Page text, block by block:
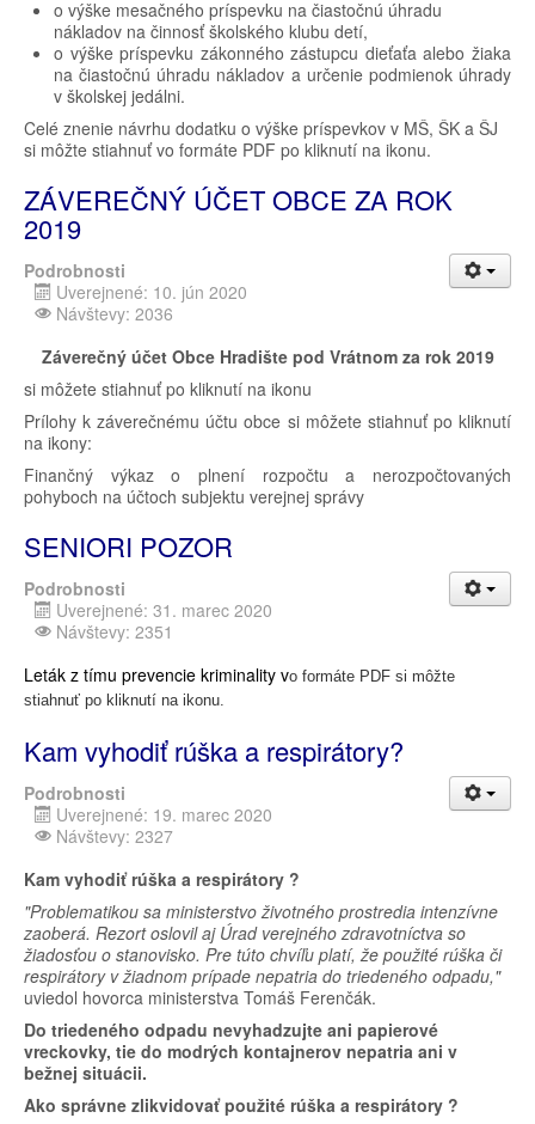
o výške mesačného príspevku na čiastočnú úhradu
nákladov na činnosť školského klubu detí,
o výške príspevku zákonného zástupcu dieťaťa alebo žiaka
na čiastočnú úhradu nákladov a určenie podmienok úhrady
v školskej jedálni.
Celé znenie návrhu dodatku o výške príspevkov v MŠ, ŠK a ŠJ
si môžte stiahnuť vo formáte PDF po kliknutí na ikonu.
ZÁVEREČNÝ ÚČET OBCE ZA ROK
2019
Podrobnosti
Uverejnené: 10. jún 2020
Návštevy: 2036
Záverečný účet Obce Hradište pod Vrátnom za rok 2019
si môžete stiahnuť po kliknutí na ikonu
Prílohy k záverečnému účtu obce si môžete stiahnuť po kliknutí
na ikony:
Finančný výkaz o plnení rozpočtu a nerozpočtovaných
pohyboch na účtoch subjektu verejnej správy
SENIORI POZOR
Podrobnosti
Uverejnené: 31. marec 2020
Návštevy: 2351
Leták z tímu prevencie kriminality vo formáte PDF si môžte
stiahnuť po kliknutí na ikonu.
Kam vyhodiť rúška a respirátory?
Podrobnosti
Uverejnené: 19. marec 2020
Návštevy: 2327
Kam vyhodiť rúška a respirátory ?
"Problematikou sa ministerstvo životného prostredia intenzívne
zaoberá. Rezort oslovil aj Úrad verejného zdravotníctva so
žiadosťou o stanovisko. Pre túto chvíľu platí, že použité rúška či
respirátory v žiadnom prípade nepatria do triedeného odpadu,"
uviedol hovorca ministerstva Tomáš Ferenčák.
Do triedeného odpadu nevyhadzujte ani papierové
vreckovky, tie do modrých kontajnerov nepatria ani v
bežnej situácii.
Ako správne zlikvidovať použité rúška a respirátory ?